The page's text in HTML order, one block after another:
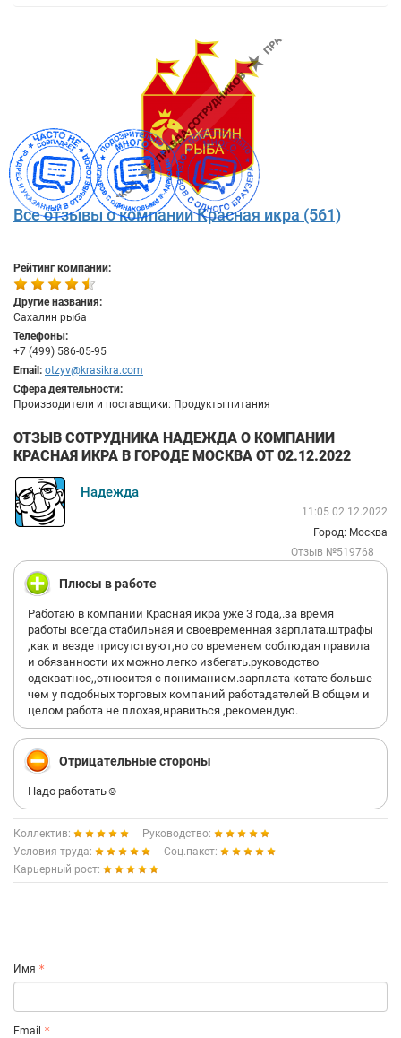
Все отзывы о компании Красная икра (561)
Рейтинг компании:
Другие названия:
Сахалин рыба
Телефоны:
+7 (499) 586-05-95
Email: otzyv@krasikra.com
Сфера деятельности:
Производители и поставщики: Продукты питания
ОТЗЫВ СОТРУДНИКА НАДЕЖДА О КОМПАНИИ
КРАСНАЯ ИКРА В ГОРОДЕ МОСКВА ОТ 02.12.2022
Надежда
11:05 02.12.2022
Город: Москва
Отзыв №519768
Плюсы в работе
Работаю в компании Красная икра уже 3 года,.за время
работы всегда стабильная и своевременная зарплата.штрафы
,как и везде присутствуют,но со временем соблюдая правила
и обязанности их можно легко избегать.руководство
одекватное,,относится с пониманием.зарплата кстате больше
чем у подобных торговых компаний работадателей.В общем и
целом работа не плохая,нравиться ,рекомендую.
Отрицательные стороны
Надо работать☺
Коллектив:
Руководство:
Условия труда:
Соц.пакет:
Карьерный рост:
Имя
Email